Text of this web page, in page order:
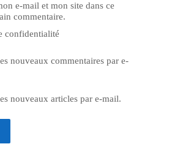
e-mail et mon site dans ce
commentaire.
confidentialité
nouveaux commentaires par e-
nouveaux articles par e-mail.